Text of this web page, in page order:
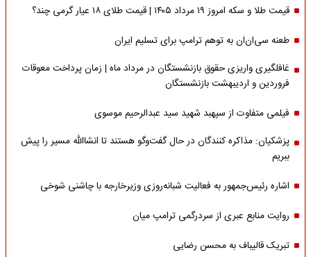
قیمت طلا و سکه امروز ۱۹ مرداد ۱۴۰۵ | قیمت طلای ۱۸ عیار گرمی چند؟
طعنه سی‌ان‌ان به توهم ترامپ برای تسلیم ایران
غافلگیری واریزی حقوق بازنشستگان در مرداد ماه | زمان پرداخت معوقات
فروردین و اردیبهشت بازنشستگان
فیلمی متفاوت از سپهبد شهید سید عبدالرحیم موسوی
پزشکیان: مذاکره کنندگان در حال گفت‌وگو هستند تا انشاالله مسیر را پیش
ببریم
اشاره‌ رئیس‌جمهور به فعالیت شبانه‌روزی وزیر‌خارجه با چاشنی شوخی
روایت منابع عبری از سردرگمی ترامپ میان
تبریک قالیباف به محسن رضایی